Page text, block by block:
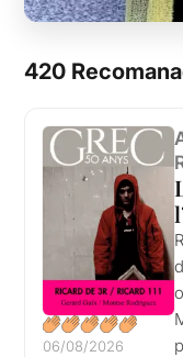
420
06/08/2026